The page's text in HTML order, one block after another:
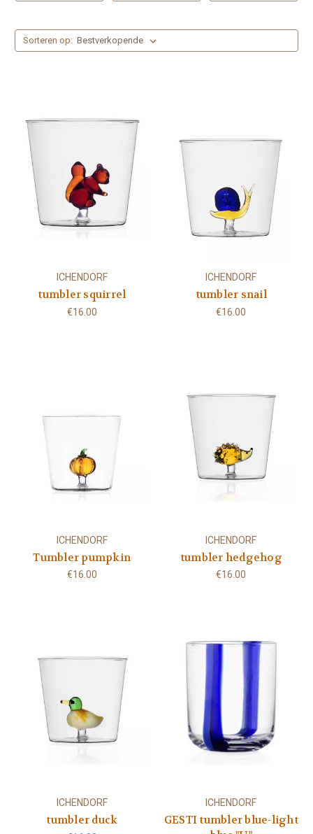
Sorteren op:
ICHENDORF
tumbler squirrel
€16.00
ICHENDORF
tumbler snail
€16.00
ICHENDORF
Tumbler pumpkin
€16.00
ICHENDORF
tumbler hedgehog
€16.00
ICHENDORF
tumbler duck
ICHENDORF
GESTI tumbler blue-light